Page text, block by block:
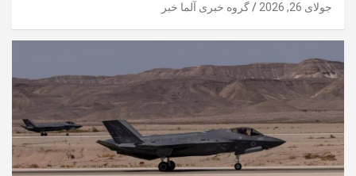
جولای 26, 2026 گروه خبری آلما خبر